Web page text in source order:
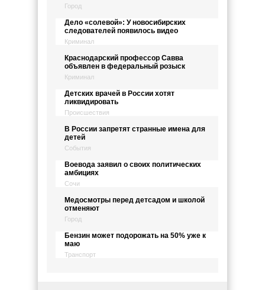
Город
Дело «солевой»: У новосибирских
следователей появилось видео
Криминал
Краснодарский профессор Савва
объявлен в федеральный розыск
Криминал
Детских врачей в России хотят
ликвидировать
Происшествия
В России запретят странные имена для
детей
События
Воевода заявил о своих политических
амбициях
Сочи
Медосмотры перед детсадом и школой
отменяют
Город
Бензин может подорожать на 50% уже к
маю
Транспорт